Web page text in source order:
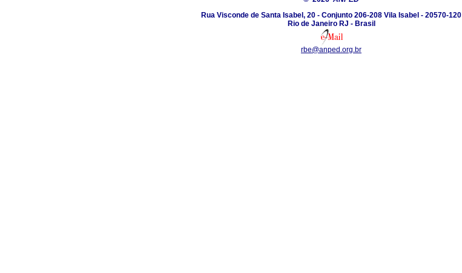
Rua Visconde de Santa Isabel, 20 - Conjunto 206-208 Vila Isabel - 20570-120
Rio de Janeiro RJ - Brasil
rbe@anped.org.br